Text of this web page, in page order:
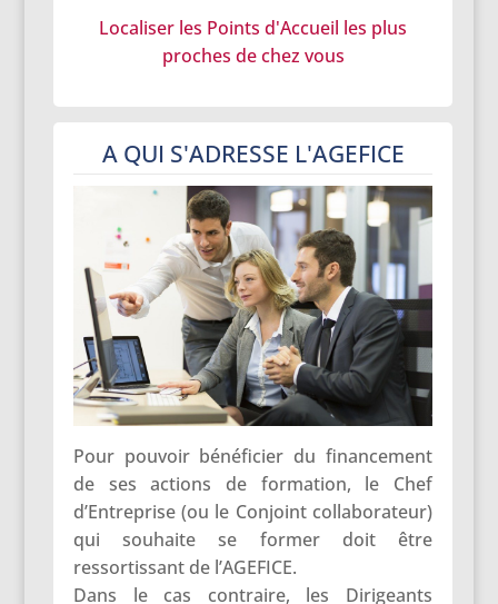
Localiser les Points d'Accueil les plus
proches de chez vous
A QUI S'ADRESSE L'AGEFICE
Pour pouvoir bénéficier du financement
de ses actions de formation, le Chef
d’Entreprise (ou le Conjoint collaborateur)
qui souhaite se former doit être
ressortissant de l’AGEFICE.
Dans le cas contraire, les Dirigeants